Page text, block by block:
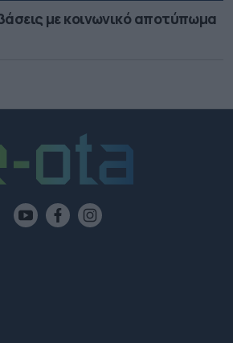
με κοινωνικό αποτύπωμα